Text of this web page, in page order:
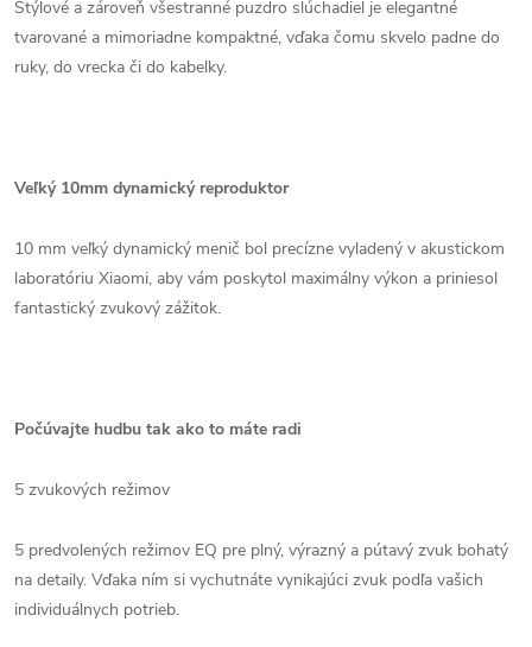
Štýlové a zároveň všestranné puzdro slúchadiel je elegantné
tvarované a mimoriadne kompaktné, vďaka čomu skvelo padne do
ruky, do vrecka či do kabelky.
Veľký 10mm dynamický reproduktor
10 mm veľký dynamický menič bol precízne vyladený v akustickom
laboratóriu Xiaomi, aby vám poskytol maximálny výkon a priniesol
fantastický zvukový zážitok.
Počúvajte hudbu tak ako to máte radi
5 zvukových režimov
5 predvolených režimov EQ pre plný, výrazný a pútavý zvuk bohatý
na detaily. Vďaka ním si vychutnáte vynikajúci zvuk podľa vašich
individuálnych potrieb.